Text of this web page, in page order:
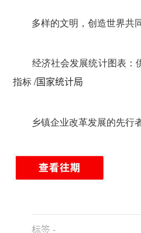
多样的文明，创造世界共
经济社会发展统计图表：
指标/国家统计局
乡镇企业改革发展的先行
标签 -